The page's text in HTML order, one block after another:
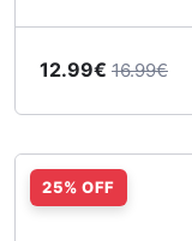
12.99€ 16.99€